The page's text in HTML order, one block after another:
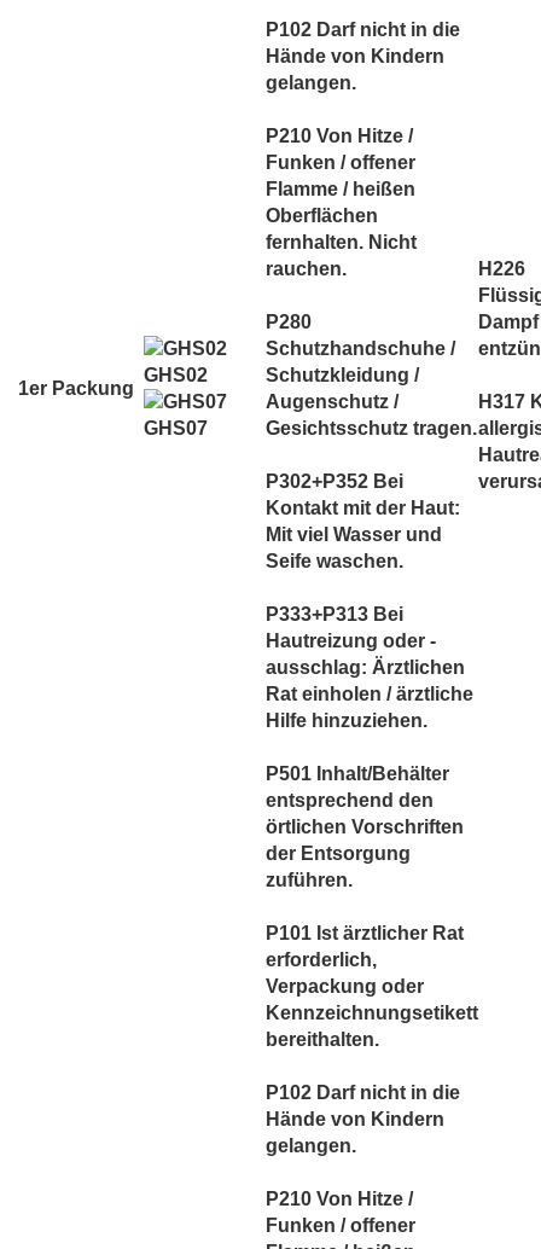
1er Packung
GHS02
GHS07
P102 Darf nicht in die
Hände von Kindern
gelangen.
P210 Von Hitze /
Funken / offener
Flamme / heißen
Oberflächen
fernhalten. Nicht
rauchen.
P280
Schutzhandschuhe /
Schutzkleidung /
Augenschutz /
Gesichtsschutz tragen.
P302+P352 Bei
Kontakt mit der Haut:
Mit viel Wasser und
Seife waschen.
P333+P313 Bei
Hautreizung oder -
ausschlag: Ärztlichen
Rat einholen / ärztliche
Hilfe hinzuziehen.
P501 Inhalt/Behälter
entsprechend den
örtlichen Vorschriften
der Entsorgung
zuführen.
H226
Dampf
H317
P101 Ist ärztlicher Rat
erforderlich,
Verpackung oder
Kennzeichnungsetikett
bereithalten.
P102 Darf nicht in die
Hände von Kindern
gelangen.
P210 Von Hitze /
Funken / offener